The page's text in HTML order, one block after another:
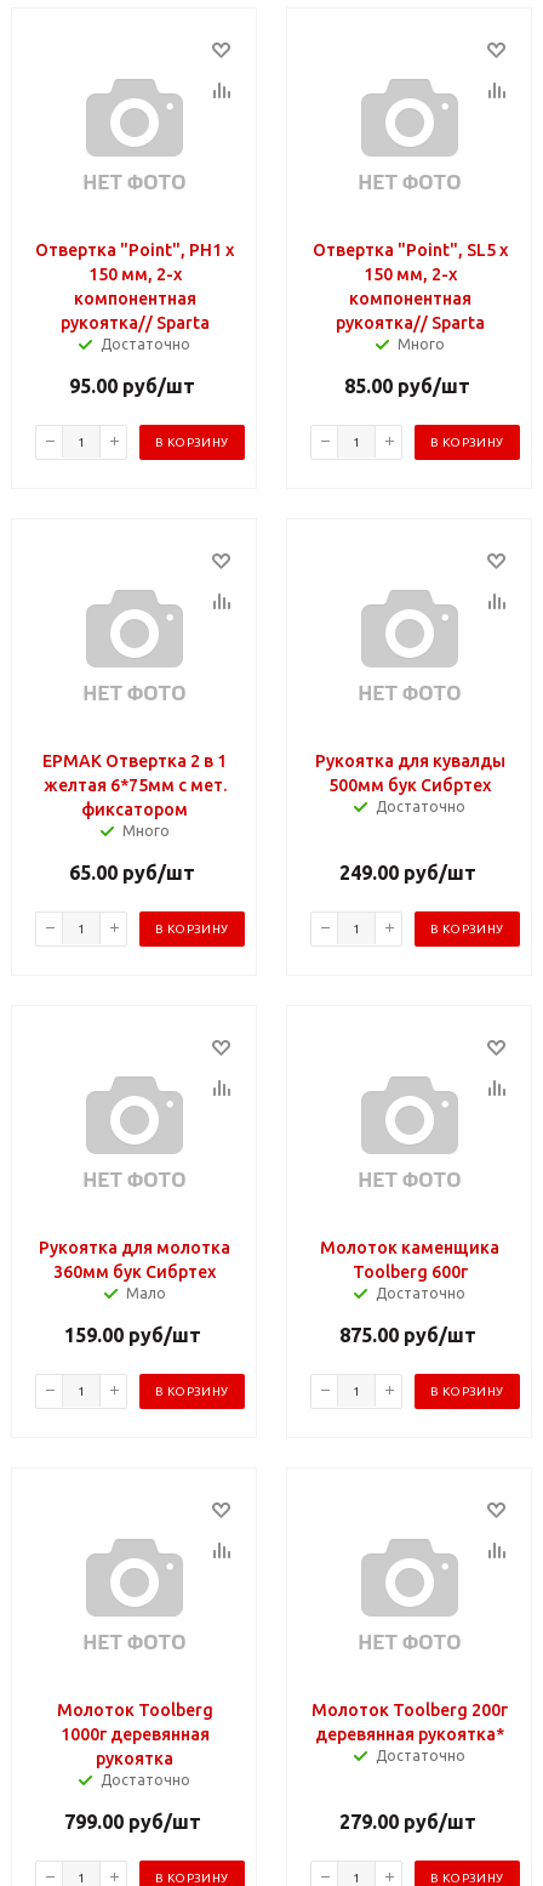
Отвертка "Point", PH1 х
150 мм, 2-х
компонентная
рукоятка// Sparta
Достаточно
95.00 руб/шт
В КОРЗИНУ
Отвертка "Point", SL5 х
150 мм, 2-х
компонентная
рукоятка// Sparta
Много
85.00 руб/шт
В КОРЗИНУ
ЕРМАК Отвертка 2 в 1
желтая 6*75мм с мет.
фиксатором
Много
65.00 руб/шт
В КОРЗИНУ
Рукоятка для кувалды
500мм бук Сибртех
Достаточно
249.00руб/шт
В КОРЗИНУ
Рукоятка для молотка
360мм бук Сибртех
Мало
159.00руб/шт
В КОРЗИНУ
Молоток каменщика
Toolberg 600г
Достаточно
875.00руб/шт
В КОРЗИНУ
Молоток Toolberg
1000г деревянная
рукоятка
Достаточно
799.00руб/шт
В КОРЗИНУ
Молоток Toolberg 200г
деревянная рукоятка*
Достаточно
279.00руб/шт
В КОРЗИНУ